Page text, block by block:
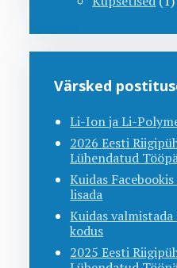
Värsked
Li-Ion ja Li-
2026 Eesti
Lühendatud
Kuidas
lisada
Kuidas valmistada
kodus
2025 Eesti